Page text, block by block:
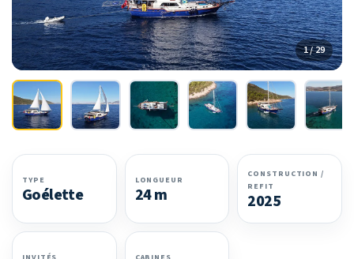
1 / 29
TYPE
Goélette
LONGUEUR
24 m
CONSTRUCTION /
REFIT
2025